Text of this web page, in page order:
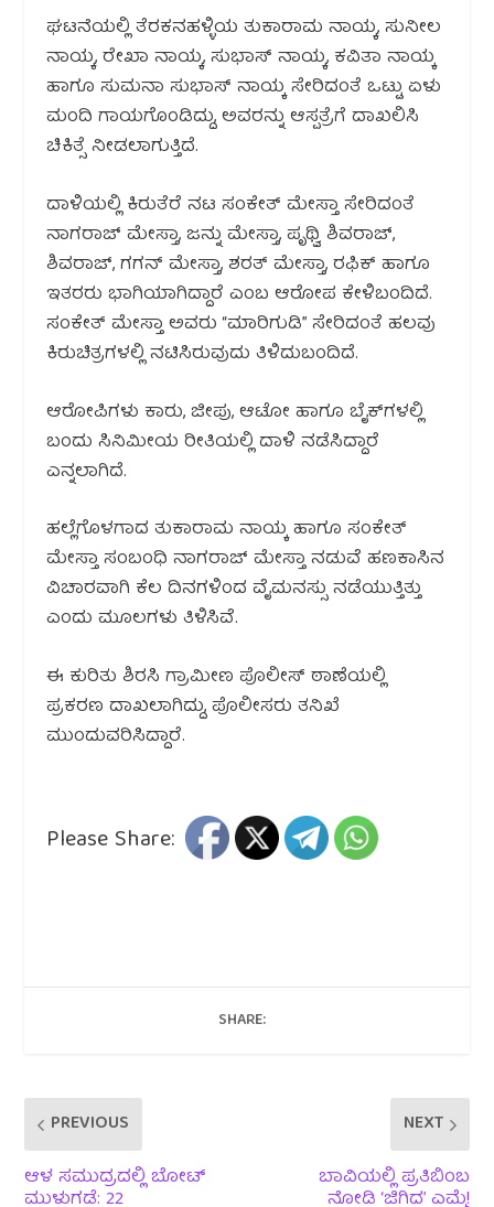
ಘಟನೆಯಲ್ಲಿ ತೆರಕನಹಳ್ಳಿಯ ತುಕಾರಾಮ ನಾಯ್ಕ, ಸುನೀಲ
ನಾಯ್ಕ, ರೇಖಾ ನಾಯ್ಕ, ಸುಭಾಸ್ ನಾಯ್ಕ, ಕವಿತಾ ನಾಯ್ಕ
ಹಾಗೂ ಸುಮನಾ ಸುಭಾಸ್ ನಾಯ್ಕ ಸೇರಿದಂತೆ ಒಟ್ಟು ಏಳು
ಮಂದಿ ಗಾಯಗೊಂಡಿದ್ದು, ಅವರನ್ನು ಆಸ್ಪತ್ರೆಗೆ ದಾಖಲಿಸಿ
ಚಿಕಿತ್ಸೆ ನೀಡಲಾಗುತ್ತಿದೆ.
ದಾಳಿಯಲ್ಲಿ ಕಿರುತೆರೆ ನಟ ಸಂಕೇತ್ ಮೇಸ್ತಾ ಸೇರಿದಂತೆ
ನಾಗರಾಜ್ ಮೇಸ್ತಾ, ಜನ್ನು ಮೇಸ್ತಾ, ಪೃಥ್ವಿ ಶಿವರಾಜ್,
ಶಿವರಾಜ್, ಗಗನ್ ಮೇಸ್ತಾ, ಶರತ್ ಮೇಸ್ತಾ, ರಫಿಕ್ ಹಾಗೂ
ಇತರರು ಭಾಗಿಯಾಗಿದ್ದಾರೆ ಎಂಬ ಆರೋಪ ಕೇಳಿಬಂದಿದೆ.
ಸಂಕೇತ್ ಮೇಸ್ತಾ ಅವರು “ಮಾರಿಗುಡಿ” ಸೇರಿದಂತೆ ಹಲವು
ಕಿರುಚಿತ್ರಗಳಲ್ಲಿ ನಟಿಸಿರುವುದು ತಿಳಿದುಬಂದಿದೆ.
ಆರೋಪಿಗಳು ಕಾರು, ಜೀಪು, ಆಟೋ ಹಾಗೂ ಬೈಕ್‌ಗಳಲ್ಲಿ
ಬಂದು ಸಿನಿಮೀಯ ರೀತಿಯಲ್ಲಿ ದಾಳಿ ನಡೆಸಿದ್ದಾರೆ
ಎನ್ನಲಾಗಿದೆ.
ಹಲ್ಲೆಗೊಳಗಾದ ತುಕಾರಾಮ ನಾಯ್ಕ ಹಾಗೂ ಸಂಕೇತ್
ಮೇಸ್ತಾ ಸಂಬಂಧಿ ನಾಗರಾಜ್ ಮೇಸ್ತಾ ನಡುವೆ ಹಣಕಾಸಿನ
ವಿಚಾರವಾಗಿ ಕೆಲ ದಿನಗಳಿಂದ ವೈಮನಸ್ಸು ನಡೆಯುತ್ತಿತ್ತು
ಎಂದು ಮೂಲಗಳು ತಿಳಿಸಿವೆ.
ಈ ಕುರಿತು ಶಿರಸಿ ಗ್ರಾಮೀಣ ಪೊಲೀಸ್ ಠಾಣೆಯಲ್ಲಿ
ಪ್ರಕರಣ ದಾಖಲಾಗಿದ್ದು, ಪೊಲೀಸರು ತನಿಖೆ
ಮುಂದುವರಿಸಿದ್ದಾರೆ.
Please Share:
SHARE:
PREVIOUS
ಆಳ ಸಮುದ್ರದಲ್ಲಿ ಬೋಟ್
NEXT
ಬಾವಿಯಲ್ಲಿ ಪ್ರತಿಬಿಂಬ